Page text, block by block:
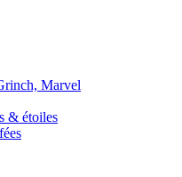
Marvel
& étoiles